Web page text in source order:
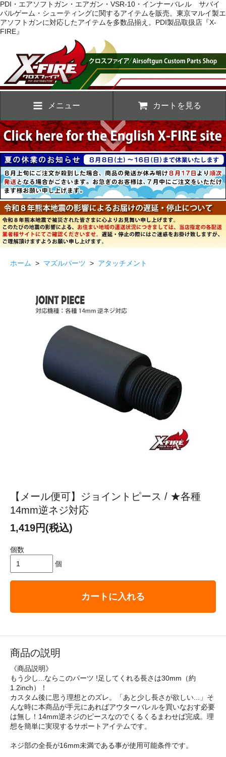
PDI・エアソフトガン・エアガン・VSR-10・インナーバレル サバイ
バルゲーム・シューティングに関するアイテムを販売。東京マルイ製エ
アソフトガンに対応したアイテムを多数品揃え。PDI製品取扱店『X-
FIRE』
メニュー カートを見る
ホーム > マズルパーツ > アタッチメント
【メール便可】ジョイントピース / ★各種
14mm逆ネジ対応
1,419円(税込)
個数
個
カートに入れる
商品の説明
《商品説明》
もう少し...ならこのパーツ !足してくれる長さは30mm（約
1.2inch）！
カスタム後に思う理想とのズレ。「あと少し長さが欲しい...」そ
んな時に本商品が手元にあればアウターバレルを買いなおす必要
は無し！14mm逆ネジのピースなのでくるくるまわせば完成。理
想を簡単に実現するサポートアイテムです。
ネジ部の全長が16mm未満である事が使用可能条件です。